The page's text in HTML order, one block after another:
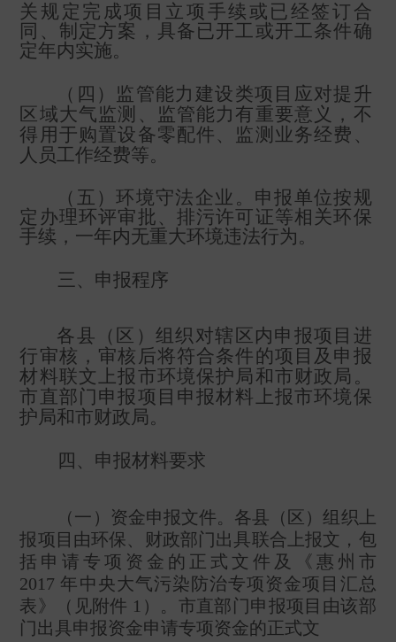
关规定完成项目立项手续或已经签订合
同、制定方案，具备已开工或开工条件确
定年内实施。
（四）监管能力建设类项目应对提升
区域大气监测、监管能力有重要意义，不
得用于购置设备零配件、监测业务经费、
人员工作经费等。
（五）环境守法企业。申报单位按规
定办理环评审批、排污许可证等相关环保
手续，一年内无重大环境违法行为。
三、申报程序
各县（区）组织对辖区内申报项目进
行审核，审核后将符合条件的项目及申报
材料联文上报市环境保护局和市财政局。
市直部门申报项目申报材料上报市环境保
护局和市财政局。
四、申报材料要求
（一）资金申报文件。各县（区）组织上
报项目由环保、财政部门出具联合上报文，包
括申请专项资金的正式文件及《惠州市
2017 年中央大气污染防治专项资金项目汇总
表》（见附件 1 ）。市直部门申报项目由该部
门出具申报资金申请专项资金的正式文